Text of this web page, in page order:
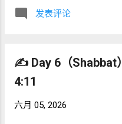
整个故事： 并提醒每一代
很多人认为本周主题是：
是： 我们如何解释现实？
两种完全不同的结论。 十
发表评论
✍️ Day 6（Shabbat
4:11
六月 05, 2026